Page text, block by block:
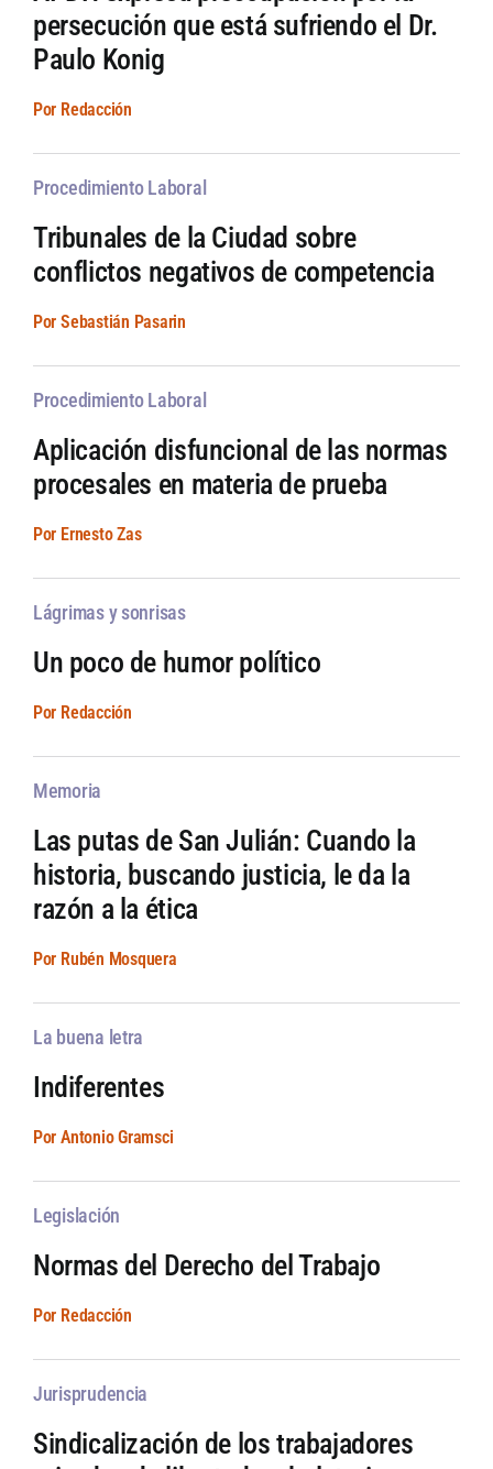
persecución que está sufriendo el Dr.
Paulo Konig
Por Redacción
Procedimiento Laboral
Tribunales de la Ciudad sobre
conflictos negativos de competencia
Por Sebastián Pasarin
Procedimiento Laboral
Aplicación disfuncional de las normas
procesales en materia de prueba
Por Ernesto Zas
Lágrimas y sonrisas
Un poco de humor político
Por Redacción
Memoria
Las putas de San Julián: Cuando la
historia, buscando justicia, le da la
razón a la ética
Por Rubén Mosquera
La buena letra
Indiferentes
Por Antonio Gramsci
Legislación
Normas del Derecho del Trabajo
Por Redacción
Jurisprudencia
Sindicalización de los trabajadores